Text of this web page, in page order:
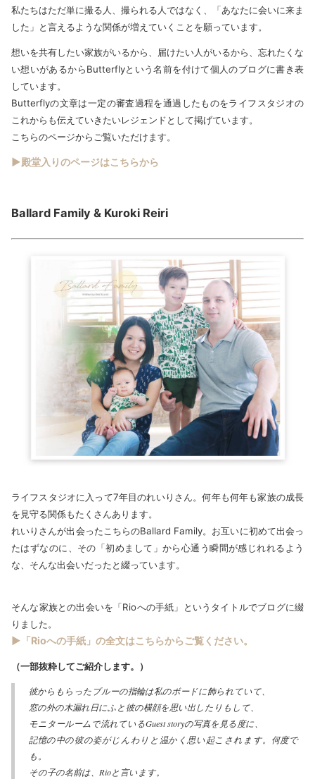
私たちはただ単に撮る人、撮られる人ではなく、「あなたに会いに来ま
した」と言えるような関係が増えていくことを願っています。
想いを共有したい家族がいるから、届けたい人がいるから、忘れたくな
い想いがあるからButterflyという名前を付けて個人のブログに書き表
しています。
Butterflyの文章は一定の審査過程を通過したものをライフスタジオの
これからも伝えていきたいレジェンドとして掲げています。
こちらのページからご覧いただけます。
▶殿堂入りのページはこちらから
Ballard Family & Kuroki Reiri
ライフスタジオに入って7年目のれいりさん。何年も何年も家族の成長
を見守る関係もたくさんあります。
れいりさんが出会ったこちらのBallard Family。お互いに初めて出会っ
たはずなのに、その「初めまして」から心通う瞬間が感じれれるよう
な、そんな出会いだったと綴っています。
そんな家族との出会いを「Rioへの手紙」というタイトルでブログに綴
りました。
▶「Rioへの手紙」の全文はこちらからご覧ください。
（一部抜粋してご紹介します。）
彼からもらったブルーの指輪は私のボードに飾られていて、
窓の外の木漏れ日にふと彼の横顔を思い出したりもして、
モニタールームで流れているGuest storyの写真を見る度に、
記憶の中の彼の姿がじんわりと温かく思い起こされます。何度で
も。
その子の名前は、Rioと言います。